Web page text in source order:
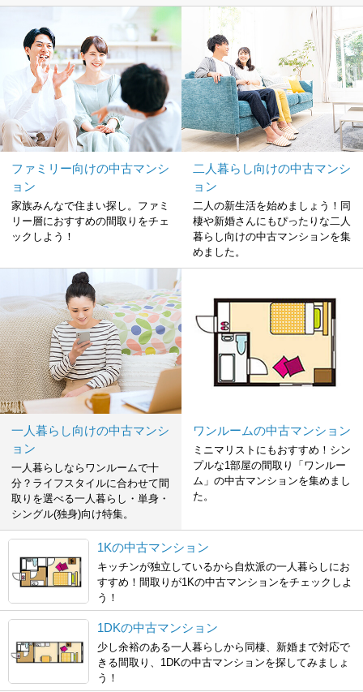
ファミリー向けの中古マンシ
ョン
家族みんなで住まい探し。ファミ
リー層におすすめの間取りをチェ
ックしよう！
二人暮らし向けの中古マンシ
ョン
二人の新生活を始めましょう！同
棲や新婚さんにもぴったりな二人
暮らし向けの中古マンションを集
めました。
一人暮らし向けの中古マンシ
ョン
一人暮らしならワンルームで十
分？ライフスタイルに合わせて間
取りを選べる一人暮らし・単身・
シングル(独身)向け特集。
ワンルームの中古マンション
ミニマリストにもおすすめ！シン
プルな1部屋の間取り「ワンルー
ム」の中古マンションを集めまし
た。
1Kの中古マンション
キッチンが独立しているから自炊派の一人暮らしにお
すすめ！間取りが1Kの中古マンションをチェックしよ
う！
1DKの中古マンション
少し余裕のある一人暮らしから同棲、新婚まで対応で
きる間取り、1DKの中古マンションを探してみましょ
う！